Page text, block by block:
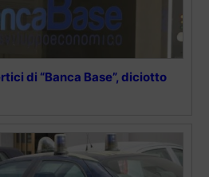
di “Banca Base”, diciotto